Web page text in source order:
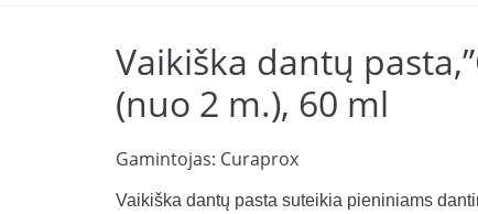
Vaikiška dantų
(nuo 2 m.), 60 ml
Gamintojas: Curaprox
Vaikiška dantų pasta suteikia pieniniams